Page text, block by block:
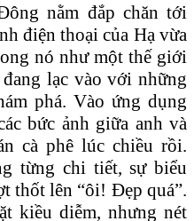
nằm đắp chăn tới
điện thoại của Hạ vừa
nó như một thế giới
lạc vào với những
phá. Vào ứng dụng
bức ảnh giữa anh và
cà phê lúc chiều rồi.
từng chi tiết, sự biểu
thốt lên “ôi! Đẹp quá”.
kiều diễm, nhưng nét